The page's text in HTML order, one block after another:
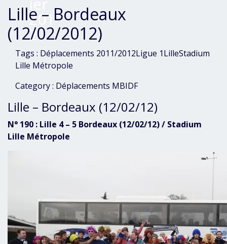
201
2
Lille – Bordeaux
(12/02/2012)
Tags : Déplacements 2011/2012Ligue 1LilleStadium
Lille Métropole
Category : Déplacements MBIDF
Lille – Bordeaux (12/02/12)
N° 190 : Lille 4 – 5 Bordeaux (12/02/12) / Stadium
Lille Métropole